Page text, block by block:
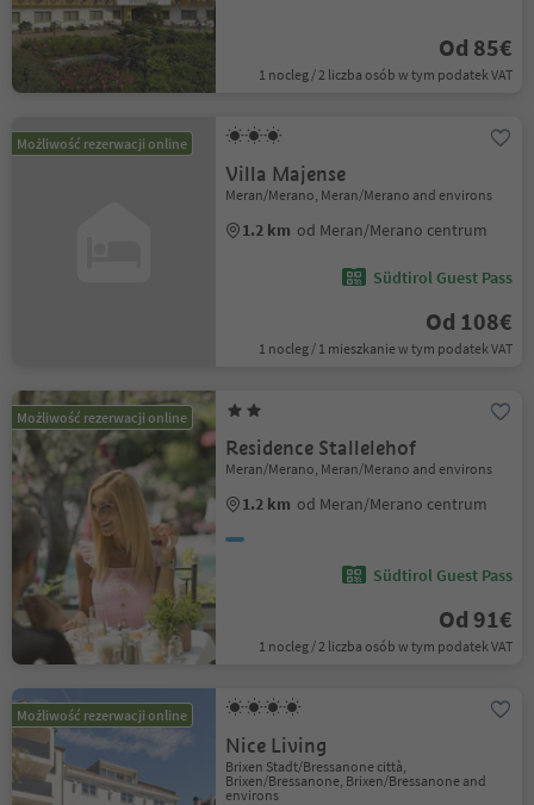
Od 85€
1 nocleg / 2 liczba osób w tym podatek VAT
Możliwość rezerwacji online
Villa Majense
Meran/Merano, Meran/Merano and environs
1.2 km od Meran/Merano centrum
Südtirol Guest Pass
Od 108€
1 nocleg / 1 mieszkanie w tym podatek VAT
Możliwość rezerwacji online
Residence Stallelehof
Meran/Merano, Meran/Merano and environs
1.2 km od Meran/Merano centrum
Südtirol Guest Pass
Od 91€
1 nocleg / 2 liczba osób w tym podatek VAT
Możliwość rezerwacji online
Nice Living
Brixen Stadt/Bressanone città,
Brixen/Bressanone, Brixen/Bressanone and
environs